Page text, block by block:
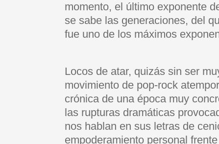
momento, el último exponente
se sabe las generaciones, del
fue uno de los máximos
Locos de atar, quizás sin ser
movimiento de pop-rock
crónica de una época muy
las rupturas dramáticas
nos hablan en sus letras de
empoderamiento personal